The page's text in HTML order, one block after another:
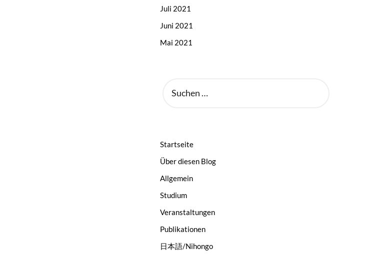
Juli 2021
Juni 2021
Mai 2021
NACH:
Startseite
Über diesen Blog
Allgemein
Studium
Veranstaltungen
Publikationen
日本語/Nihongo